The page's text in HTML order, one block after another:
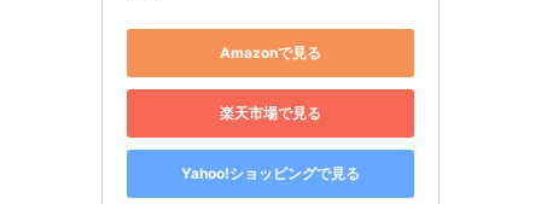
Amazonで見る
楽天市場で見る
Yahoo!ショッピングで見る